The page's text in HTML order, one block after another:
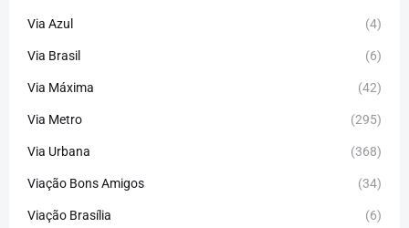
Via Azul (4)
Via Brasil (6)
Via Máxima (42)
Via Metro (295)
Via Urbana (368)
Viação Bons Amigos (34)
Viação Brasília (6)